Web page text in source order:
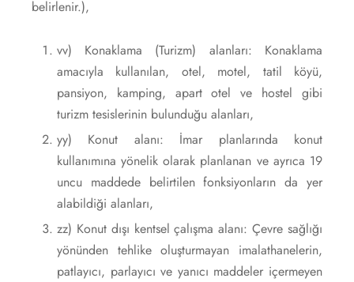
belirlenir.),
vv) Konaklama (Turizm) alanları: Konaklama
amacıyla kullanılan, otel, motel, tatil köyü,
pansiyon, kamping, apart otel ve hostel gibi
turizm tesislerinin bulunduğu alanları,
yy) Konut alanı: İmar planlarında konut
kullanımına yönelik olarak planlanan ve ayrıca 19
uncu maddede belirtilen fonksiyonların da yer
alabildiği alanları,
zz) Konut dışı kentsel çalışma alanı: Çevre sağlığı
yönünden tehlike oluşturmayan imalathanelerin,
patlayıcı, parlayıcı ve yanıcı maddeler içermeyen